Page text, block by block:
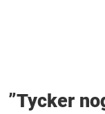
”Tycker